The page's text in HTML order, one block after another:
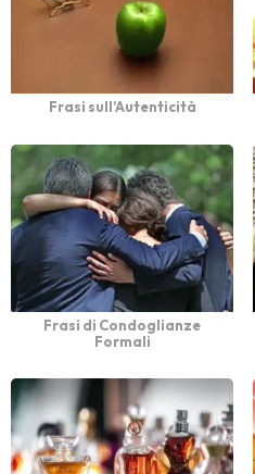
Frasi sull’Autenticità
Frasi di Condoglianze
Formali